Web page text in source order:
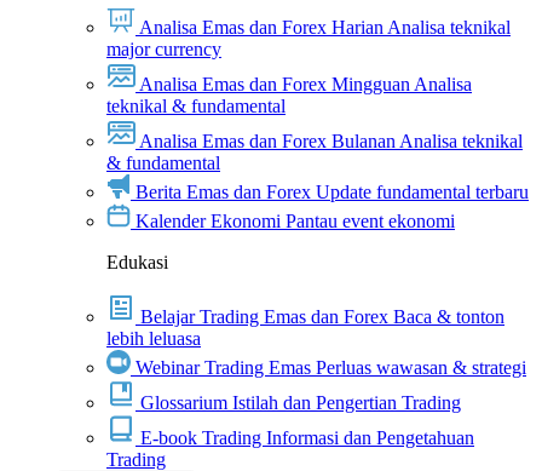
Analisa Emas dan Forex Harian Analisa teknikal
major currency
Analisa Emas dan Forex Mingguan Analisa
teknikal & fundamental
Analisa Emas dan Forex Bulanan Analisa teknikal
& fundamental
Berita Emas dan Forex Update fundamental terbaru
Kalender Ekonomi Pantau event ekonomi
Edukasi
Belajar Trading Emas dan Forex Baca & tonton
lebih leluasa
Webinar Trading Emas Perluas wawasan & strategi
Glossarium Istilah dan Pengertian Trading
E-book Trading Informasi dan Pengetahuan
Trading